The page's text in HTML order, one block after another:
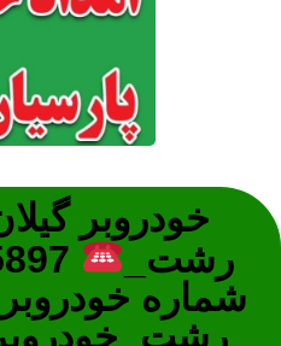
خودروبر
رشت_
شماره